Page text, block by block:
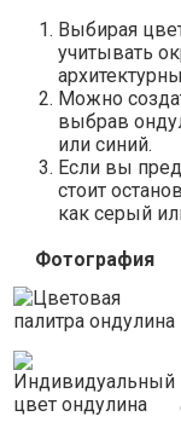
Выбирая
учитывать
Можно
выбрав
или синий.
Если вы
стоит
как серый
Фотография